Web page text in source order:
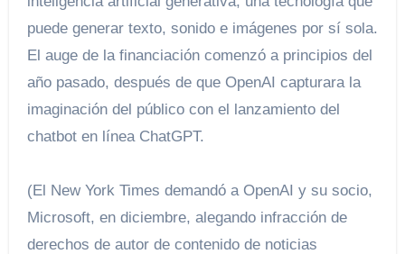
puede generar texto, sonido e imágenes por sí sola.
El auge de la financiación comenzó a principios del
año pasado, después de que OpenAI capturara la
imaginación del público con el lanzamiento del
chatbot en línea ChatGPT.
(El New York Times demandó a OpenAI y su socio,
Microsoft, en diciembre, alegando infracción de
derechos de autor de contenido de noticias